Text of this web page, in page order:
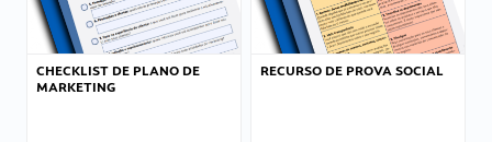
CHECKLIST DE PLANO DE
MARKETING
RECURSO DE PROVA SOCIAL